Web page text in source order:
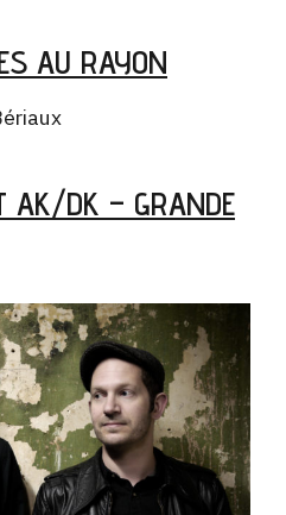
AU RAYON
AK/DK – GRANDE